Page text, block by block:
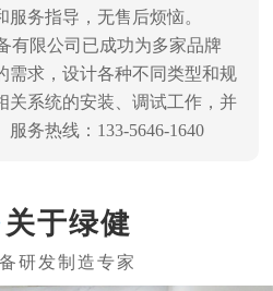
务指导，无售后烦恼。
有限公司已成功为多家品牌
需求，设计各种不同类型和规
关系统的安装、调试工作，并
务热线：133-5646-1640
关于绿健